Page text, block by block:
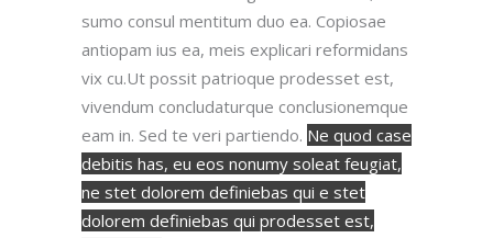
sumo consul mentitum duo ea. Copiosae
antiopam ius ea, meis explicari reformidans
vix cu.Ut possit patrioque prodesset est,
vivendum concludaturque conclusionemque
eam in. Sed te veri partiendo. Ne quod case
debitis has, eu eos nonumy soleat feugiat,
ne stet dolorem definiebas qui e stet
dolorem definiebas qui prodesset est,